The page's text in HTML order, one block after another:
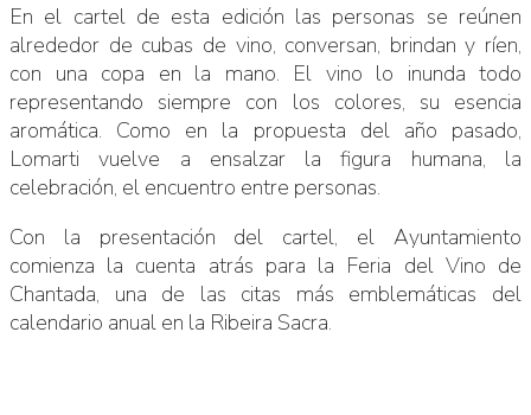
En el cartel de esta edición las personas se reúnen
alrededor de cubas de vino, conversan, brindan y ríen,
con una copa en la mano. El vino lo inunda todo
representando siempre con los colores, su esencia
aromática. Como en la propuesta del año pasado,
Lomarti vuelve a ensalzar la figura humana, la
celebración, el encuentro entre personas.
Con la presentación del cartel, el Ayuntamiento
comienza la cuenta atrás para la Feria del Vino de
Chantada, una de las citas más emblemáticas del
calendario anual en la Ribeira Sacra.